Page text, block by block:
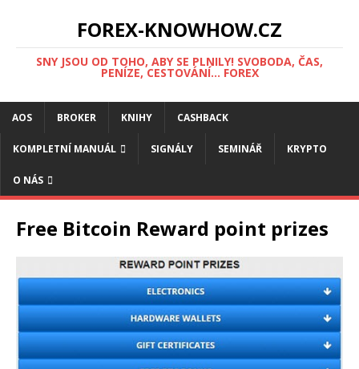
FOREX-KNOWHOW.CZ
SNY JSOU OD TOHO, ABY SE PLNILY! SVOBODA, ČAS,
PENÍZE, CESTOVÁNÍ... FOREX
AOS BROKER KNIHY CASHBACK
KOMPLETNÍ MANUÁL SIGNÁLY SEMINÁŘ KRYPTO
O NÁS
Free Bitcoin Reward point prizes